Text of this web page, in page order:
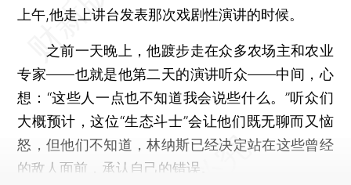
上午,他走上讲台发表那次戏剧性演讲的时候。
之前一天晚上，他踱步走在众多农场主和农业
专家——也就是他第二天的演讲听众——中间，心
想：“这些人一点也不知道我会说些什么。”听众们
大概预计，这位“生态斗士”会让他们既无聊而又恼
怒，但他们不知道，林纳斯已经决定站在这些曾经
的敌人面前，承认自己的错误。